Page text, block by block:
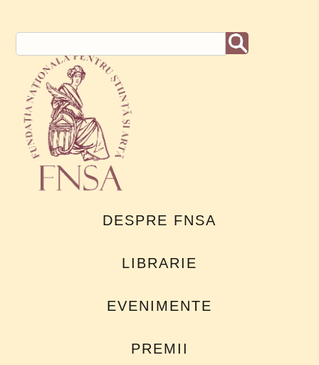
DESPRE FNSA
LIBRARIE
EVENIMENTE
PREMII